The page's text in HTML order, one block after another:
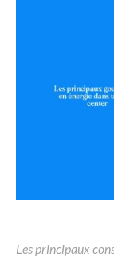
Les principaux